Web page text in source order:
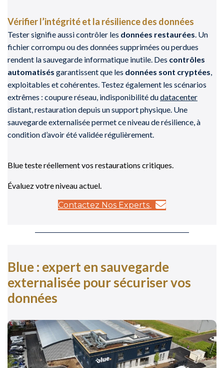
Vérifier l’intégrité et la résilience des données
Tester signifie aussi contrôler les données restaurées . Un
fichier corrompu ou des données supprimées ou perdues
rendent la sauvegarde informatique inutile. Des contrôles
automatisés garantissent que les données sont cryptées
exploitables et cohérentes. Testez également les scénarios
extrêmes : coupure réseau, indisponibilité dudatacenter
distant, restauration depuis un support physique. Une
sauvegarde externalisée permet ce niveau de résilience, à
condition d’avoir été validée régulièrement.
Blue teste réellement vos restaurations critiques.
Évaluez votre niveau actuel.
Contactez Nos Experts
Blue : expert en sauvegarde
externalisée pour sécuriser vos
données